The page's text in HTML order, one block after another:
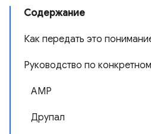
Содержание
Как передать это
Руководство по
AMP
Друпал